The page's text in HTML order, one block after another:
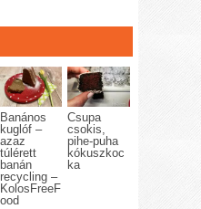
Banános
kuglóf –
azaz
túlérett
banán
recycling –
KolosFreeF
ood
Csupa
csokis,
pihe-puha
kókuszkoc
ka